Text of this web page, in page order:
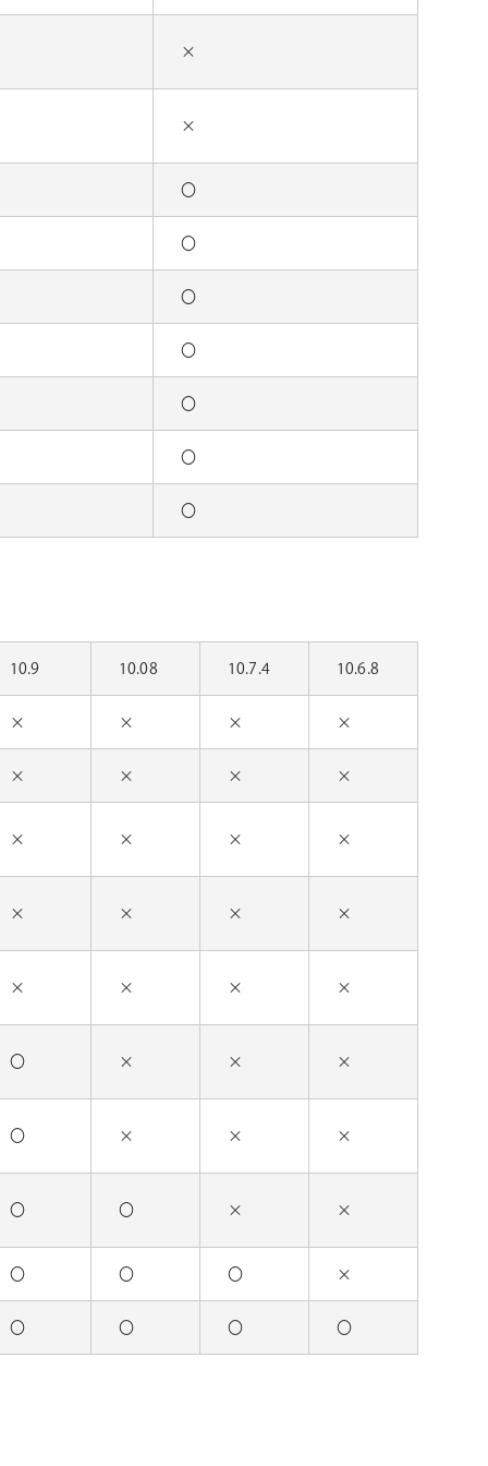
×
×
〇
〇
〇
〇
〇
〇
〇
10.9 10.08 10.7.4 10.6.8
× × × ×
× × × ×
× × × ×
× × × ×
× × × ×
〇 × × ×
〇 × × ×
〇 〇 × ×
〇 〇 〇 ×
〇 〇 〇 〇